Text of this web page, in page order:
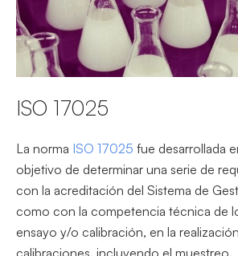
ISO 17025
La norma ISO 17025 fue desarrollada
objetivo de determinar una serie de
con la acreditación del Sistema de
como con la competencia técnica de
ensayo y/o calibración, en la
calibraciones, incluyendo el muestreo.